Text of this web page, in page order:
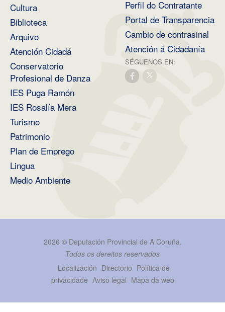
Cultura
Biblioteca
Arquivo
Atención Cidadá
Conservatorio
Profesional de Danza
IES Puga Ramón
IES Rosalía Mera
Turismo
Patrimonio
Plan de Emprego
Lingua
Medio Ambiente
Perfil do Contratante
Portal de Transparencia
Cambio de contrasinal
Atención á Cidadanía
SÉGUENOS EN:
2026 © Deputación Provincial de A Coruña.
Todos os dereitos reservados
Localización Directorio Política de
privacidade Aviso legal Mapa da web